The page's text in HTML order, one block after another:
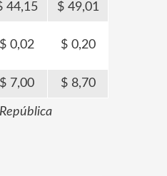
44,15 49,01
0,02 0,20
7,00 8,70